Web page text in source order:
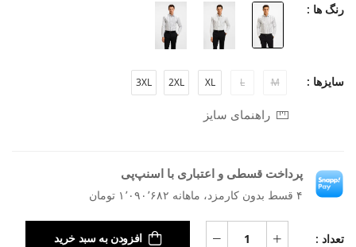
رنگ ها :
سایزها : M
L
XL
2XL
3XL
راهنمای سایز
پرداخت قسطی و اعتباری با اسنپ‌پی
۴ قسط بدون کارمزد، ماهانه ۱٬۰۹۰٬۶۸۲ تومان
تعداد : افزودن به سبد خرید